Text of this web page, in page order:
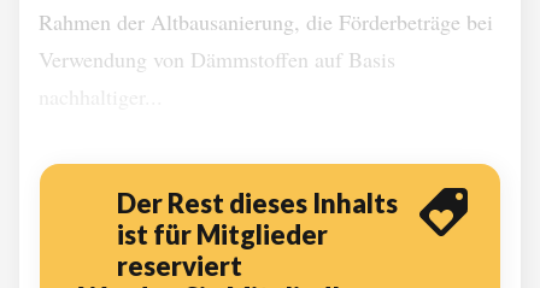
Rahmen der Altbausanierung, die Förderbeträge bei
Verwendung von Dämmstoffen auf Basis
Der Rest dieses Inhalts
ist für Mitglieder
reserviert